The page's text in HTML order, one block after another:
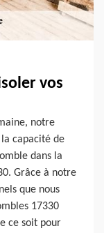
vos
notre
la capacité de
dans la
Grâce à notre
que nous
17330
ce soit pour